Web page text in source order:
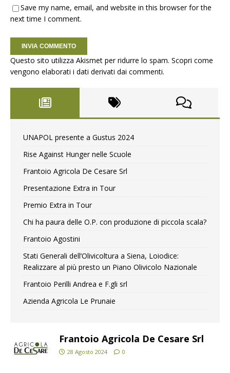
Save my name, email, and website in this browser for the
next time I comment.
Questo sito utilizza Akismet per ridurre lo spam. Scopri come
vengono elaborati i dati derivati dai commenti.
UNAPOL presente a Gustus 2024
Rise Against Hunger nelle Scuole
Frantoio Agricola De Cesare Srl
Presentazione Extra in Tour
Premio Extra in Tour
Chi ha paura delle O.P. con produzione di piccola scala?
Frantoio Agostini
Stati Generali dell’Olivicoltura a Siena, Loiodice:
Realizzare al più presto un Piano Olivicolo Nazionale
Frantoio Perilli Andrea e F.gli srl
Azienda Agricola Le Prunaie
Frantoio Agricola De Cesare Srl
28 Agosto 2024 0